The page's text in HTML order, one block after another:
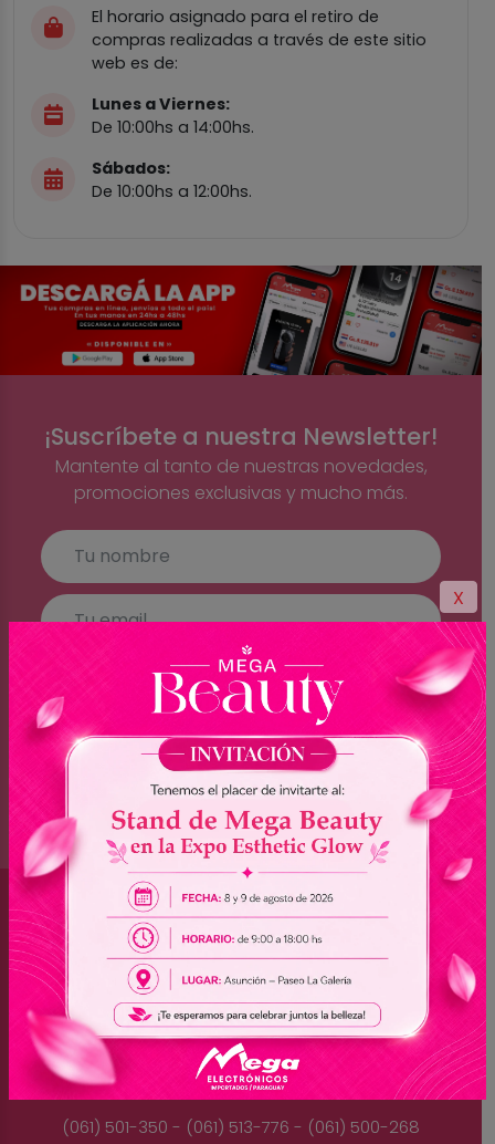
X
El horario asignado para el retiro de
compras realizadas a través de este sitio
web es de:
Lunes a Viernes:
De 10:00hs a 14:00hs.
Sábados:
De 10:00hs a 12:00hs.
¡Suscríbete a nuestra Newsletter!
Mantente al tanto de nuestras novedades,
promociones exclusivas y mucho más.
Brasil
(045) 3528-9053 - (045) 3528-8462
(045) 3025-7072 - (045) 3025-7736
(045) 3025-7713
Paraguay
(061) 501-350 - (061) 513-776 - (061) 500-268